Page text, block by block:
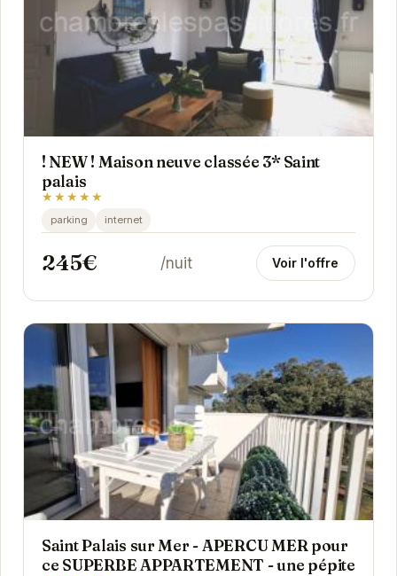
! NEW ! Maison neuve classée 3* Saint
palais
★★★★★
parking internet
245€ /nuit Voir l'offre
Saint Palais sur Mer - APERCU MER pour
ce SUPERBE APPARTEMENT - une pépite